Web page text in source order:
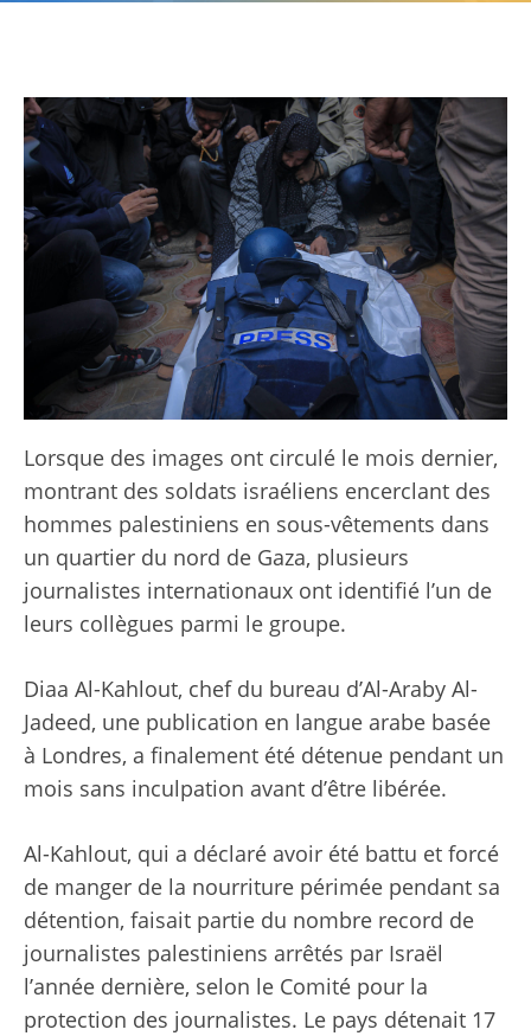
Lorsque des images ont circulé le mois dernier,
montrant des soldats israéliens encerclant des
hommes palestiniens en sous-vêtements dans
un quartier du nord de Gaza, plusieurs
journalistes internationaux ont identifié l’un de
leurs collègues parmi le groupe.
Diaa Al-Kahlout, chef du bureau d’Al-Araby Al-
Jadeed, une publication en langue arabe basée
à Londres, a finalement été détenue pendant un
mois sans inculpation avant d’être libérée.
Al-Kahlout, qui a déclaré avoir été battu et forcé
de manger de la nourriture périmée pendant sa
détention, faisait partie du nombre record de
journalistes palestiniens arrêtés par Israël
l’année dernière, selon le Comité pour la
protection des journalistes. Le pays détenait 17